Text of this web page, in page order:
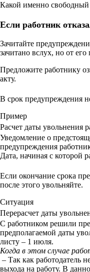
Какой именно свободный
Если работник
Зачитайте
зачитано вслух, но от
Предложите работнику
акту.
В срок предупреждения
Пример
Расчет даты увольнения
Уведомление о
предупреждения
Дата, начиная с которой
Если окончание срока
после этого увольняйте.
Ситуация
Перерасчет даты
С работником решили
предполагаемой даты
листу – 1 июля.
Когда в этом случае
– Так как работодатель
выхода на работу. В